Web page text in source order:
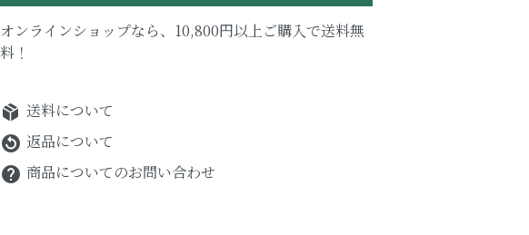
オンラインショップなら、10,800円以上ご購入で送料無
料！
package_2 送料について
replay_circle_filled 返品について
help 商品についてのお問い合わせ